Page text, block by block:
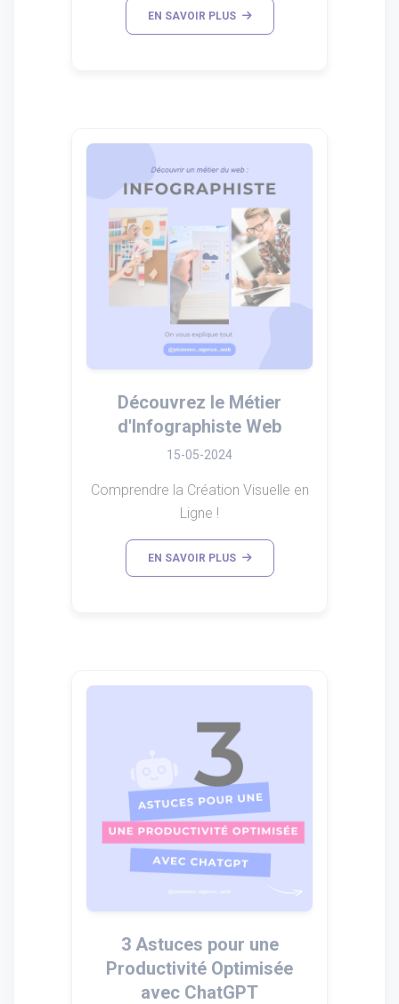
EN SAVOIR PLUS
Découvrez le Métier
d'Infographiste Web
15-05-2024
Comprendre la Création Visuelle en
Ligne !
EN SAVOIR PLUS
3 Astuces pour une
Productivité Optimisée
avec ChatGPT